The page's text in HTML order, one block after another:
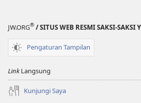
JW.ORG® / SITUS WEB RESMI SAKSI-SAKSI
Pengaturan Tampilan
LinkLangsung
Kunjungi Saya